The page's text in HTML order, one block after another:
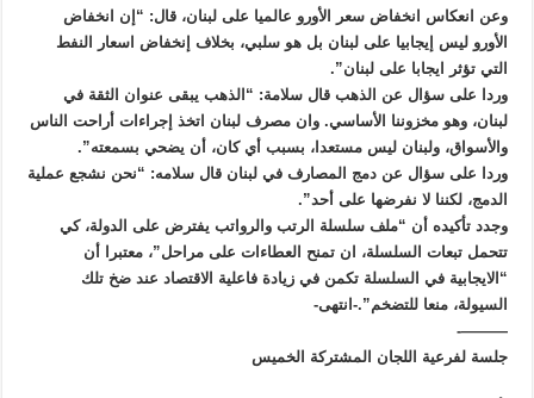
وعن انعكاس انخفاض سعر الأورو عالميا على لبنان، قال: “إن انخفاض
الأورو ليس إيجابيا على لبنان بل هو سلبي، بخلاف إنخفاض اسعار النفط
التي تؤثر ايجابا على لبنان”.
وردا على سؤال عن الذهب قال سلامة: “الذهب يبقى عنوان الثقة في
لبنان، وهو مخزوننا الأساسي. وان مصرف لبنان اتخذ إجراءات أراحت الناس
والأسواق، ولبنان ليس مستعدا، بسبب أي كان، أن يضحي بسمعته”.
وردا على سؤال عن دمج المصارف في لبنان قال سلامه: “نحن نشجع عملية
الدمج، لكننا لا نفرضها على أحد”.
وجدد تأكيده أن “ملف سلسلة الرتب والرواتب يفترض على الدولة، كي
تتحمل تبعات السلسلة، ان تمنح العطاءات على مراحل”، معتبرا أن
“الايجابية في السلسلة تكمن في زيادة فاعلية الاقتصاد عند ضخ تلك
السيولة، منعا للتضخم”.-انتهى-
———-
جلسة لفرعية اللجان المشتركة الخميس